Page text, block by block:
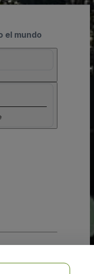
el mundo